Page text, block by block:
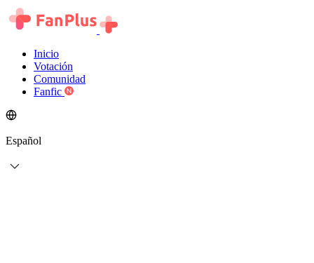
Inicio
Votación
Comunidad
Fanfic
Español